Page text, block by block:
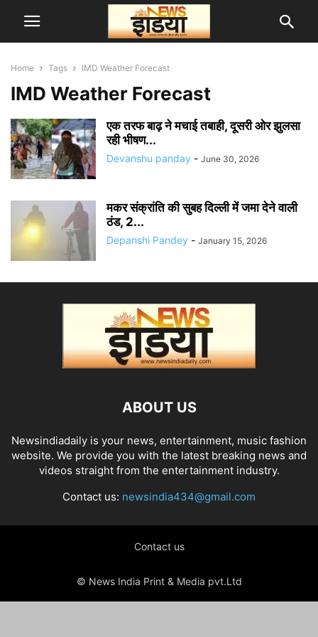
Home Tags IMD Weather Forecast
IMD Weather Forecast
एक तरफ बाढ़ ने मचाई तबाही, दूसरी ओर झुलसा
रही भीषण...
Devanshu panday - June 30, 2026
मकर संक्रांति की सुबह दिल्ली में जमा देने वाली
ठंड, 2...
Depanshi Pandey - January 15, 2026
ABOUT US
Newsindiadaily is your news, entertainment, music fashion
website. We provide you with the latest breaking news and
videos straight from the entertainment industry.
Contact us: newsindia434@gmail.com
Contact us
© News India Print & Media pvt.Ltd